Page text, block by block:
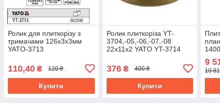
Ролик для плиткорізу з
тримачами 126х3х3мм
YATO-3713
110,40 ₴ 120 ₴
Купити
Ролик плиткоріза YT-
3704,-05,-06,-07,-08
22х11х2 YATO YT-3714
376₴ 400 ₴
Купити
9
10